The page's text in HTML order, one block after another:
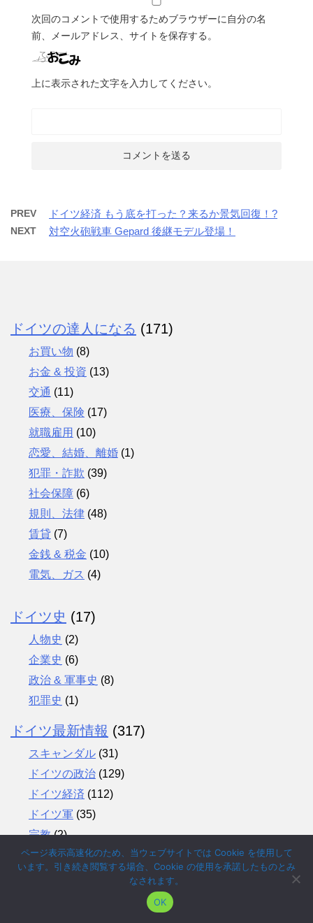
次回のコメントで使用するためブラウザーに自分の名
前、メールアドレス、サイトを保存する。
上に表示された文字を入力してください。
PREV ドイツ経済 もう底を打った？来るか景気回復！?
NEXT 対空火砲戦車 Gepard 後継モデル登場！
ドイツの達人になる (171)
お買い物 (8)
お金 & 投資 (13)
交通 (11)
医療、保険 (17)
就職雇用 (10)
恋愛、結婚、離婚 (1)
犯罪・詐欺 (39)
社会保障 (6)
規則、法律 (48)
賃貸 (7)
金銭 & 税金 (10)
電気、ガス (4)
ドイツ史 (17)
人物史 (2)
企業史 (6)
政治 & 軍事史 (8)
犯罪史 (1)
ドイツ最新情報 (317)
スキャンダル (31)
ドイツの政治 (129)
ドイツ経済 (112)
ドイツ軍 (35)
宗教(2)
災害・犯罪(14)
社会、教育事情(14)
ページ表示高速化のため、当ウェブサイトでは Cookie を使用して
います。引き続き閲覧する場合、Cookie の使用を承諾したものとみ
なされます。
OK